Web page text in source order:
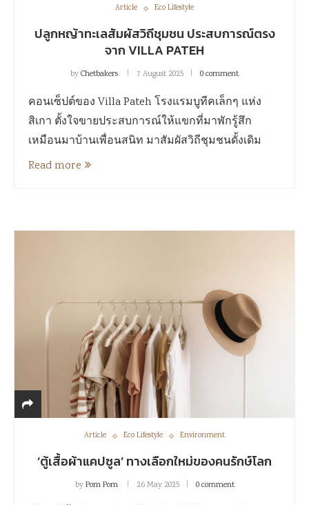
Article Eco Lifestyle
ปลูกหญ้าทะเลสัมผัสวิถีชุมชน ประสบการณ์ตรง
จาก VILLA PATEH
byChetbakers 7 August 2025 0 comment
คอนเซ็ปต์ของ Villa Pateh โรงแรมบูทีคเล็กๆ แห่ง
สิเกา ตั้งใจขายประสบการณ์ให้แขกที่มาพักรู้สึก
เหมือนมาบ้านเพื่อนสนิท มาสัมผัสวิถีชุมชนดั้งเดิม
Read more
Article Eco Lifestyle Environment
‘ตู้เสื้อผ้าแคปซูล’ ทางเลือกใหม่ของคนรักษ์โลก
byPom Pom 26 May 2025 0 comment